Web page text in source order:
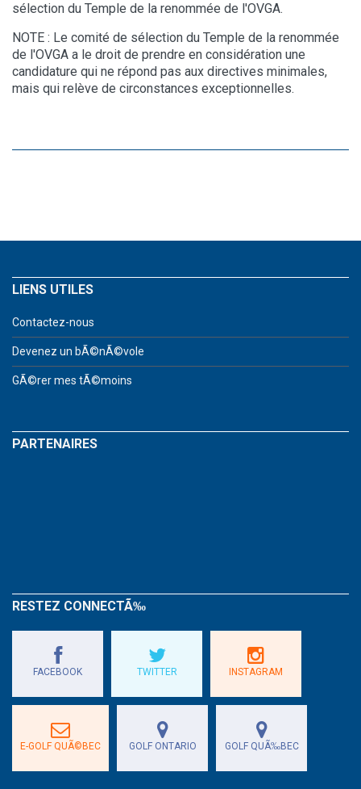
sélection du Temple de la renommée de l'OVGA.
NOTE : Le comité de sélection du Temple de la renommée
de l'OVGA a le droit de prendre en considération une
candidature qui ne répond pas aux directives minimales,
mais qui relève de circonstances exceptionnelles.
LIENS UTILES
Contactez-nous
Devenez un bÃ©nÃ©vole
GÃ©rer mes tÃ©moins
PARTENAIRES
RESTEZ CONNECTÃ‰
FACEBOOK TWITTER INSTAGRAM
E-GOLF QUÃ©BEC GOLF ONTARIO GOLF QUÃ‰BEC